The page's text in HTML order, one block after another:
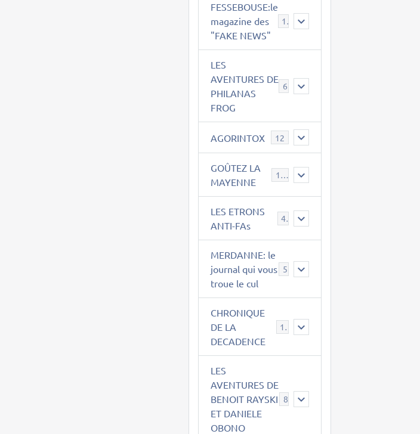
FESSEBOUSE:le
magazine des
"FAKE NEWS"
19
LES
AVENTURES DE
PHILANAS
FROG
AGORINTOX 12
GOÛTEZ LA
MAYENNE
189
LES ETRONS
ANTI-FAs
4
MERDANNE: le
journal qui vous
troue le cul
CHRONIQUE
DE LA
DECADENCE
12
LES
AVENTURES DE
BENOIT RAYSKI
ET DANIELE
OBONO